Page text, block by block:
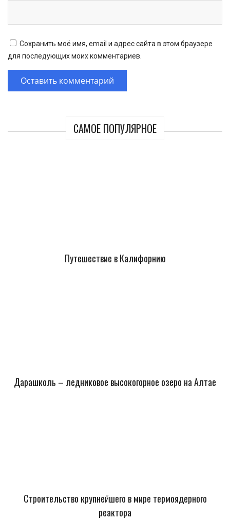
САМОЕ ПОПУЛЯРНОЕ
Путешествие в Калифорнию
Дарашколь – ледниковое высокогорное озеро на Алтае
Строительство крупнейшего в мире термоядерного
реактора
Сохранить моё имя, email и адрес сайта в этом браузере
для последующих моих комментариев.